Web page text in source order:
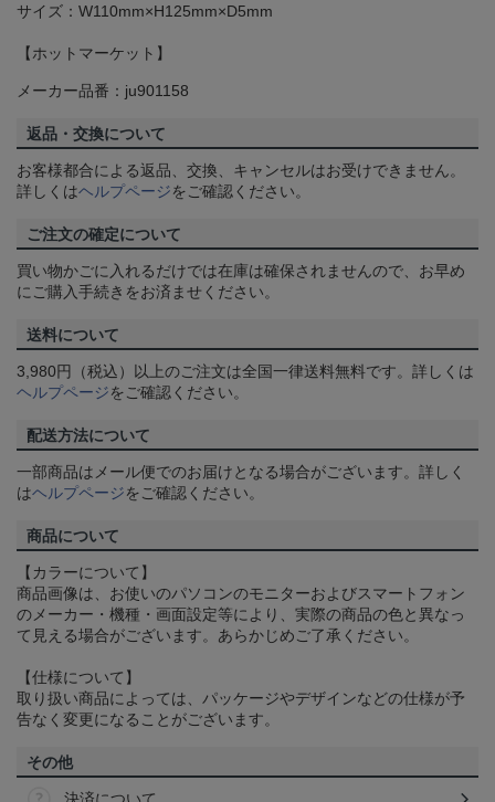
サイズ：W110mm×H125mm×D5mm
【ホットマーケット】
メーカー品番：ju901158
返品・交換について
お客様都合による返品、交換、キャンセルはお受けできません。
詳しくはヘルプページをご確認ください。
ご注文の確定について
買い物かごに入れるだけでは在庫は確保されませんので、お早め
にご購入手続きをお済ませください。
送料について
3,980円（税込）以上のご注文は全国一律送料無料です。詳しくは
ヘルプページをご確認ください。
配送方法について
一部商品はメール便でのお届けとなる場合がございます。詳しく
はヘルプページをご確認ください。
商品について
【カラーについて】
商品画像は、お使いのパソコンのモニターおよびスマートフォン
のメーカー・機種・画面設定等により、実際の商品の色と異なっ
て見える場合がございます。あらかじめご了承ください。
【仕様について】
取り扱い商品によっては、パッケージやデザインなどの仕様が予
告なく変更になることがございます。
その他